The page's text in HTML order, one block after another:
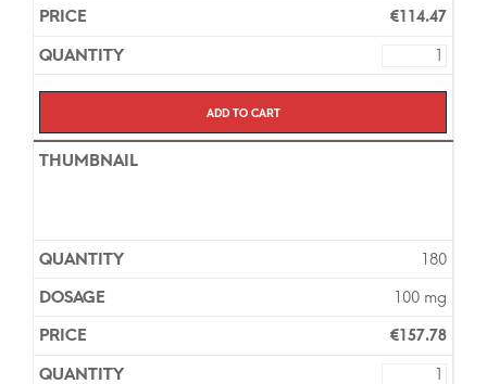
€114.47
Add to cart
180
100 mg
€157.78